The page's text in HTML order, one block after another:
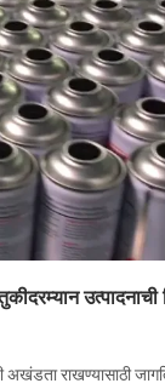
अखंडता राखण्यासाठी